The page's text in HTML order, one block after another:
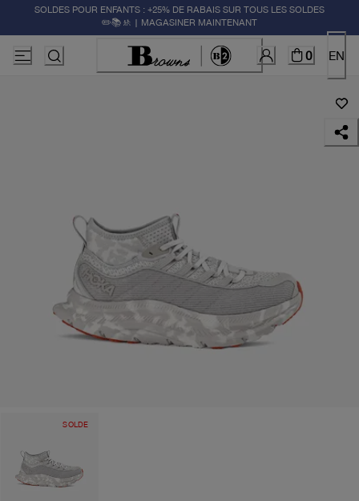
SOLDES POUR ENFANTS : +25% DE RABAIS SUR TOUS LES SOLDES
✏️📚🚸 | MAGASINER MAINTENANT
0 EN
SOLDE